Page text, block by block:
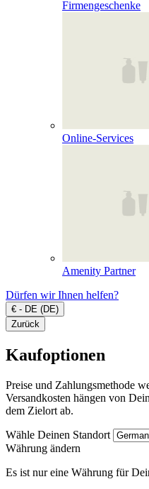
Firmengeschenke
Online‑Services
Amenity Partner
Dürfen wir Ihnen helfen?
€ - DE (DE)
Zurück
Kaufoptionen
Preise und Zahlungsmethode
Versandkosten hängen von
dem Zielort ab.
Wähle Deinen Standort
Währung ändern
Es ist nur eine Währung für